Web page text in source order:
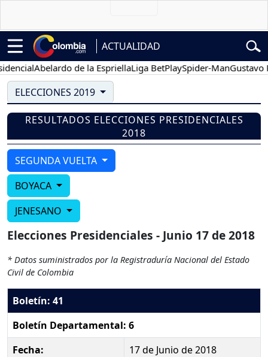
ACTUALIDAD
Abelardo de la EspriellaLiga BetPlaySpider-ManGustavo
ELECCIONES 2019
RESULTADOS ELECCIONES PRESIDENCIALES
2018
SEGUNDA VUELTA
BOYACA
JENESANO
Elecciones Presidenciales - Junio 17 de 2018
* Datos suministrados por la Registraduría Nacional del Estado
Civil de Colombia
Boletín: 41
Boletín Departamental: 6
Fecha:
17 de Junio de 2018